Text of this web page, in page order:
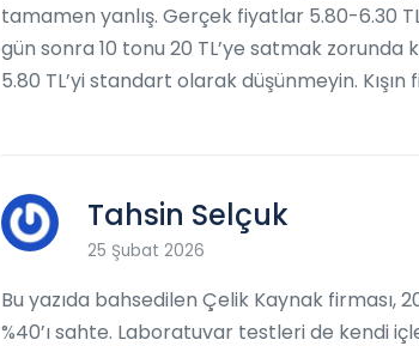
tamamen yanlış. Gerçek fiyatlar 5.80-6.30
gün sonra 10 tonu 20 TL’ye satmak zorunda
5.80 TL’yi standart olarak düşünmeyin.
Tahsin Selçuk
25 Şubat 2026
Bu yazıda bahsedilen Çelik Kaynak firması,
%40’ı sahte. Laboratuvar testleri de kendi